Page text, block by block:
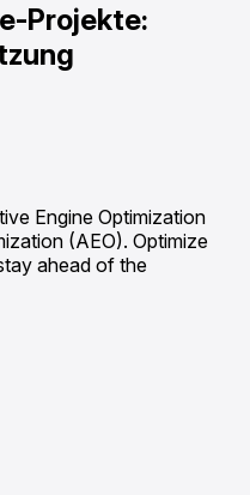
Projekte:
Engine Optimization
(AEO). Optimize
ahead of the